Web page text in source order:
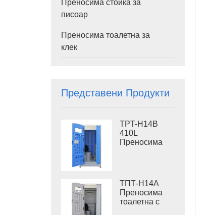
Преносима стойка за
писоар
Преносима тоалетна за
клек
Представени Продукти
TPT-H14B
410L
Преносима
стоманена
платформа,
преносима
тоалетна за
ТПТ-H14A
Преносима
тоалетна с